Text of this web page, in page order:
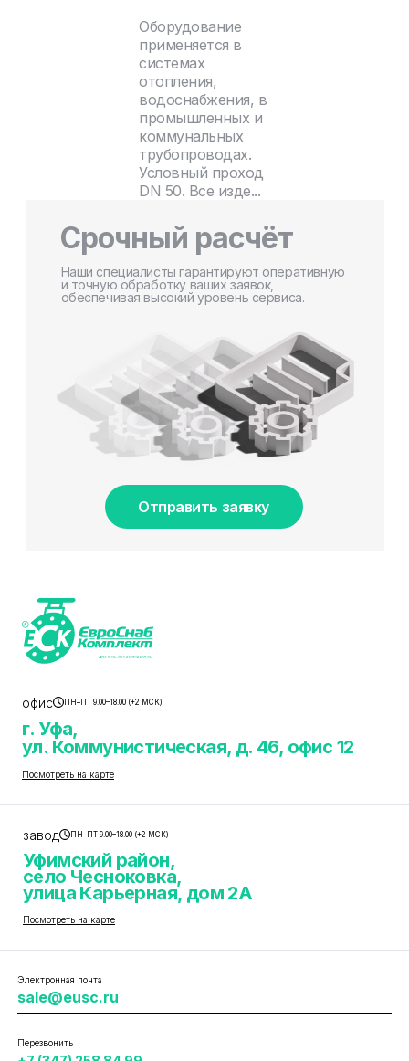
Оборудование
применяется в
системах
отопления,
водоснабжения, в
промышленных и
коммунальных
трубопроводах.
Условный проход
DN 50. Все изде...
Срочный расчёт
Наши специалисты гарантируют оперативную
и точную обработку ваших заявок,
обеспечивая высокий уровень сервиса.
Отправить заявку
офис ПН–ПТ 9.00–18.00 (+2 МСК)
г. Уфа,
ул. Коммунистическая, д. 46, офис 12
Посмотреть на карте
завод ПН–ПТ 9.00–18.00 (+2 МСК)
Уфимский район,
село Чесноковка,
улица Карьерная, дом 2А
Посмотреть на карте
Электронная почта
sale@eusc.ru
Перезвонить